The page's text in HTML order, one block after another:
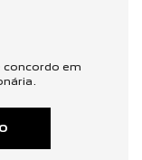
concordo em